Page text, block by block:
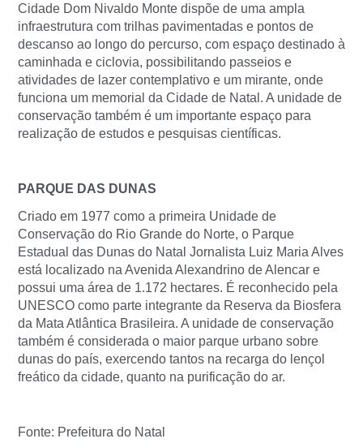
Cidade Dom Nivaldo Monte dispõe de uma ampla
infraestrutura com trilhas pavimentadas e pontos de
descanso ao longo do percurso, com espaço destinado à
caminhada e ciclovia, possibilitando passeios e
atividades de lazer contemplativo e um mirante, onde
funciona um memorial da Cidade de Natal. A unidade de
conservação também é um importante espaço para
realização de estudos e pesquisas científicas.
PARQUE DAS DUNAS
Criado em 1977 como a primeira Unidade de
Conservação do Rio Grande do Norte, o Parque
Estadual das Dunas do Natal Jornalista Luiz Maria Alves
está localizado na Avenida Alexandrino de Alencar e
possui uma área de 1.172 hectares. É reconhecido pela
UNESCO como parte integrante da Reserva da Biosfera
da Mata Atlântica Brasileira. A unidade de conservação
também é considerada o maior parque urbano sobre
dunas do país, exercendo tantos na recarga do lençol
freático da cidade, quanto na purificação do ar.
Fonte: Prefeitura do Natal